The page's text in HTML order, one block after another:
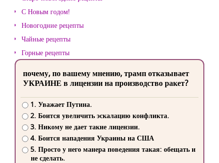
С Новым годом!
Новогодние рецепты
Чайные рецепты
Горные рецепты
почему, по вашему мнению, трамп отказывает
УКРАИНЕ в лицензии на производство ракет?
1. Уважает Путина.
2. Боится увеличить эскалацию конфликта.
3. Никому не дает такие лицензии.
4. Боится нападения Украины на США
5. Просто у него манера поведения такая: обещать и
не сделать.